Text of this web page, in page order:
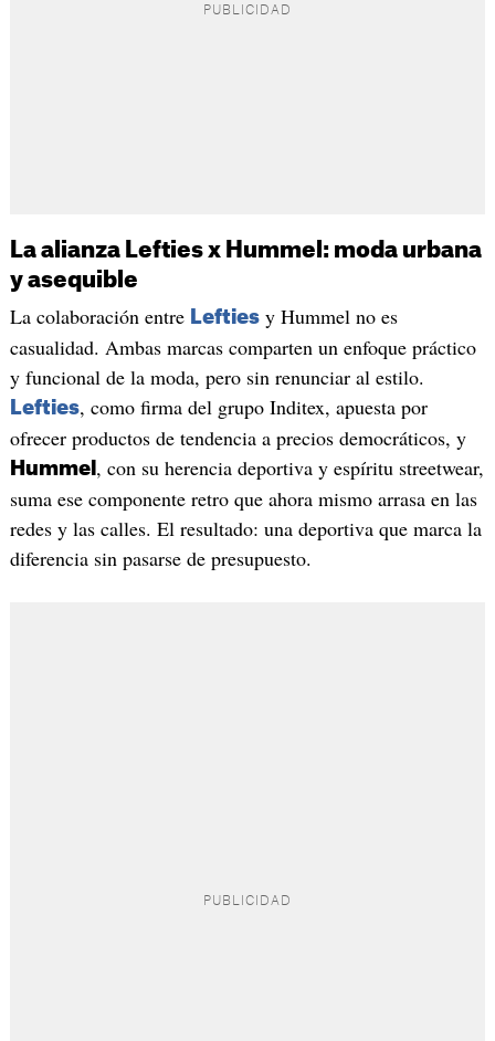
La alianza Lefties x Hummel: moda urbana
y asequible
La colaboración entre Leftiesy Hummel no es
casualidad. Ambas marcas comparten un enfoque práctico
y funcional de la moda, pero sin renunciar al estilo.
Lefties, como firma del grupo Inditex, apuesta por
ofrecer productos de tendencia a precios democráticos, y
Hummel , con su herencia deportiva y espíritu streetwear,
suma ese componente retro que ahora mismo arrasa en las
redes y las calles. El resultado: una deportiva que marca la
diferencia sin pasarse de presupuesto.